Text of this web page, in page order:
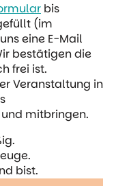
bis
(im
eine E-Mail
bestätigen die
frei ist.
Veranstaltung in
mitbringen.
bist.